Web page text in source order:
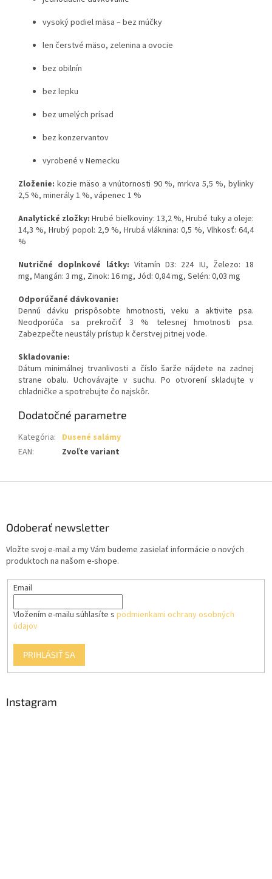
vysoký podiel mäsa – bez múčky
len čerstvé mäso, zelenina a ovocie
bez obilnín
bez lepku
bez umelých prísad
bez konzervantov
vyrobené v Nemecku
Zloženie: kozie mäso a vnútornosti 90 %, mrkva 5,5 %, bylinky
2,5 %, minerály 1 %, vápenec 1 %
Analytické zložky:Hrubé bielkoviny: 13,2 %,Hrubé tuky a oleje:
14,3 %, Hrubý popol: 2,9 %, Hrubá vláknina: 0,5 %, Vlhkosť: 64,4
%
Nutričné doplnkové látky: Vitamín D3: 224 IU, Železo: 18
mg, Mangán: 3 mg, Zinok: 16 mg, Jód: 0,84 mg, Selén: 0,03 mg
Odporúčané dávkovanie:
Dennú dávku prispôsobte hmotnosti, veku a aktivite psa.
Neodporúča sa prekročiť 3 % telesnej hmotnosti psa.
Zabezpečte neustály prístup k čerstvej pitnej vode.
Skladovanie:
Dátum minimálnej trvanlivosti a číslo šarže nájdete na zadnej
strane obalu. Uchovávajte v suchu. Po otvorení skladujte v
chladničke a spotrebujte čo najskôr.
Dodatočné parametre
Kategória: Dusené salámy
EAN: Zvoľte variant
Odoberať newsletter
Vložte svoj e-mail a my Vám budeme zasielať informácie o nových
produktoch na našom e-shope.
Email
Vložením e-mailu súhlasíte s podmienkami ochrany osobných
údajov
PRIHLÁSIŤ SA
Instagram